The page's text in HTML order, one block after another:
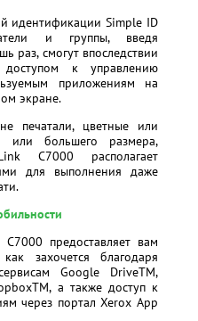
идентификации Simple ID
и группы, введя
раз, смогут впоследствии
доступом к управлению
приложениям на
экране.
печатали, цветные или
или большего размера,
C7000 располагает
для выполнения даже
предоставляет вам
захочется благодаря
Google DriveTM,
а также доступ к
через портал Xerox App